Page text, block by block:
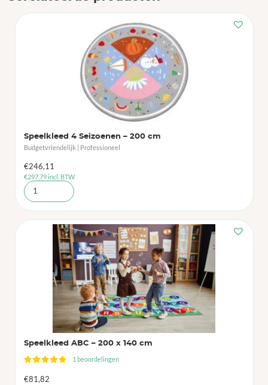
Speelkleed 4 Seizoenen – 200 cm
Budgetvriendelijk | Professioneel
€246,11
€297,79incl. BTW
Speelkleed ABC – 200 x 140 cm
1 beoordelingen
€81,82